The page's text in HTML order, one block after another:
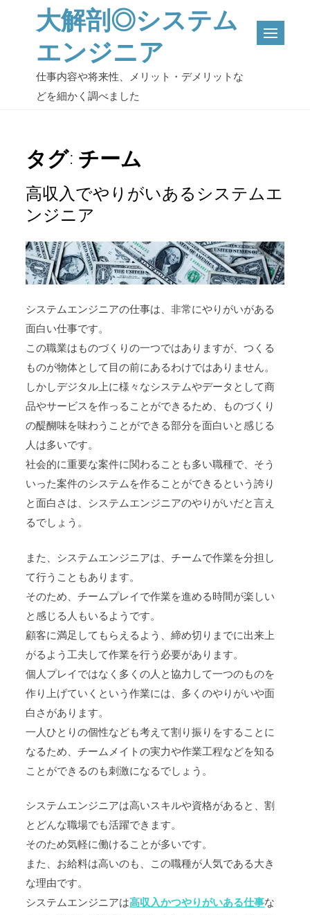
大解剖◎システム
エンジニア
仕事内容や将来性、メリット・デメリットな
どを細かく調べました
タグ: チーム
高収入でやりがいあるシステムエ
ンジニア
システムエンジニアの仕事は、非常にやりがいがある
面白い仕事です。
この職業はものづくりの一つではありますが、つくる
ものが物体として目の前にあるわけではありません。
しかしデジタル上に様々なシステムやデータとして商
品やサービスを作っることができるため、ものづくり
の醍醐味を味わうことができる部分を面白いと感じる
人は多いです。
社会的に重要な案件に関わることも多い職種で、そう
いった案件のシステムを作ることができるという誇り
と面白さは、システムエンジニアのやりがいだと言え
るでしょう。
また、システムエンジニアは、チームで作業を分担し
て行うこともあります。
そのため、チームプレイで作業を進める時間が楽しい
と感じる人もいるようです。
顧客に満足してもらえるよう、締め切りまでに出来上
がるよう工夫して作業を行う必要があります。
個人プレイではなく多くの人と協力して一つのものを
作り上げていくという作業には、多くのやりがいや面
白さがあります。
一人ひとりの個性なども考えて割り振りをすることに
なるため、チームメイトの実力や作業工程などを知る
ことができるのも刺激になるでしょう。
システムエンジニアは高いスキルや資格があると、割
とどんな職場でも活躍できます。
そのため気軽に働けることが多いです。
また、お給料は高いのも、この職種が人気である大き
な理由です。
システムエンジニアは高収入かつやりがいある仕事な